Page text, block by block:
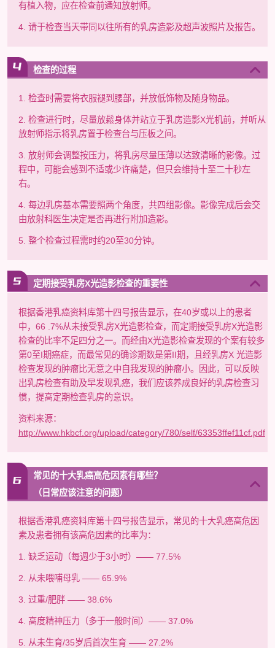
有植入物，应在检查前通知放射师。
4. 请于检查当天带同以往所有的乳房造影及超声波照片及报告。
检查的过程
1. 检查时需要将衣服褪到腰部，并放低饰物及随身物品。
2. 检查进行时，尽量放鬆身体并站立于乳房造影X光机前，并听从
放射师指示将乳房置于检查台与压板之间。
3. 放射师会调整按压力，将乳房尽量压薄以达致清晰的影像。过
程中，可能会感到不适或少许痛楚，但只会维持十至二十秒左
右。
4. 每边乳房基本需要照两个角度，共四组影像。影像完成后会交
由放射科医生决定是否再进行附加造影。
5. 整个检查过程需时约20至30分钟。
定期接受乳房X光造影检查的重要性
根据香港乳癌资料库第十四号报告显示，在40岁或以上的患者
中，66 .7%从未接受乳房X光造影检查，而定期接受乳房X光造影
检查的比率不足四分之一。而经由X光造影检查发现的个案有较多
第0至I期癌症，而最常见的确诊期数是第II期，且经乳房X 光造影
检查发现的肿瘤比无意之中自我发现的肿瘤小。因此，可以反映
出乳房检查有助及早发现乳癌，我们应该养成良好的乳房检查习
惯，提高定期检查乳房的意识。
资料来源：
http://www.hkbcf.org/upload/category/780/self/63353ffef11cf.pdf
常见的十大乳癌高危因素有哪些？
（日常应该注意的问题）
根据香港乳癌资料库第十四号报告显示，常见的十大乳癌高危因
素及患者拥有该高危因素的比率为：
1. 缺乏运动（每週少于3小时）—— 77.5%
2. 从未喂哺母乳 —— 65.9%
3. 过重/肥胖 —— 38.6%
4. 高度精神压力（多于一般时间）—— 37.0%
5. 从未生育/35岁后首次生育 —— 27.2%